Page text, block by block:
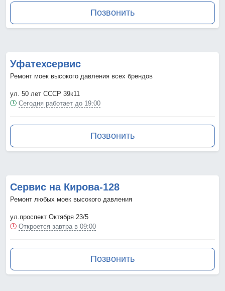
Позвонить
Уфатехсервис
Ремонт моек высокого давления всех брендов
ул. 50 лет СССР 39к11
Сегодня работает до 19:00
Позвонить
Сервис на Кирова-128
Ремонт любых моек высокого давления
ул.проспект Октября 23/5
Откроется завтра в 09:00
Позвонить